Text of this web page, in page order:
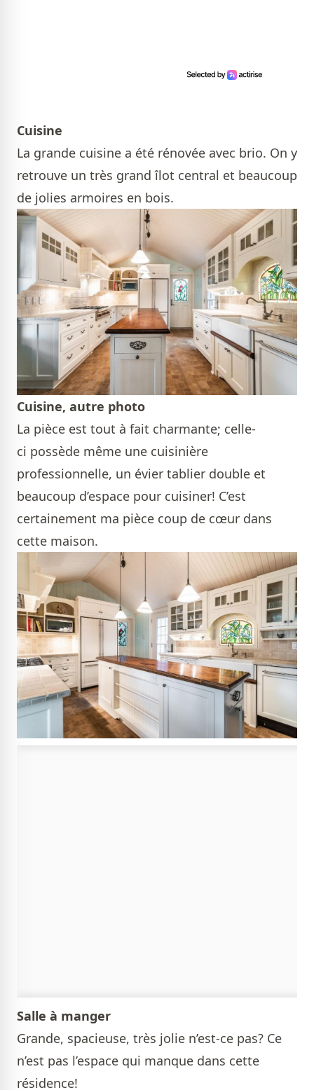
Cuisine
La grande cuisine a été rénovée avec brio. On y
retrouve un très grand îlot central et beaucoup
de jolies armoires en bois.
Cuisine, autre photo
La pièce est tout à fait charmante; celle-
ci possède même une cuisinière
professionnelle, un évier tablier double et
beaucoup d’espace pour cuisiner! C’est
certainement ma pièce coup de cœur dans
cette maison.
Salle à manger
Grande, spacieuse, très jolie n’est-ce pas? Ce
n’est pas l’espace qui manque dans cette
résidence!